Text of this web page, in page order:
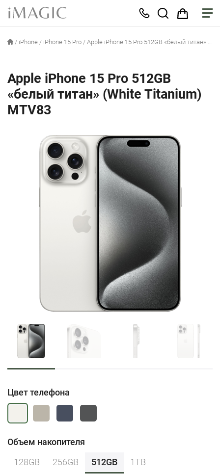
/ iPhone / iPhone 15 Pro / Apple iPhone 15 Pro 512GB «белый титан» (White Titanium) MTV83
Apple iPhone 15 Pro 512GB
«белый титан» (White Titanium)
MTV83
Цвет телефона
Объем накопителя
128GB
256GB 512GB 1TB